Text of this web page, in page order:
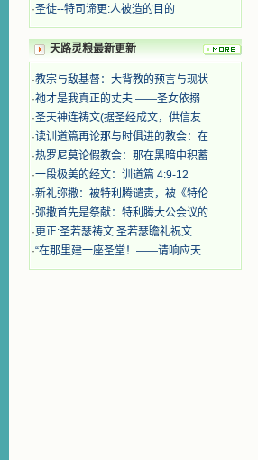
的斑斑泪痕弄得模糊不清的字句，那
些被主的爱火所燃烧而离开家乡来到
中国的传教士，我多么爱你们啊！我
心中流淌着多少感激的泪水。 他
们受苦却觉得喜乐，因为他们爱主，
他们感到能为主受一点苦是多么喜乐
的事。他们受苦时仍在唱着感谢的
歌，因他们无法不称颂主，因主使他
们的心灵洋溢了快乐；他们激发了我
内心神圣的热情，在我的心灵深处燃
烧起一股无法扑灭的火焰，他们那强
有力的言行激励我向前。 我一面
读，一面想过着他们这样圣善的生
活，也立志不在这虚幻的尘世中寻求
安慰。我一读就是几个钟头，累了就
望着书上的圣像沉思默想。啊，当我
想到我有一天还要见到他们，亲耳聆
·圣徒--特司谛更:人被造的目的
天路灵粮最新更新
·教宗与敌基督：大背教的预言与现状
·祂才是我真正的丈夫 ——圣女依搦
·圣天神连祷文(据圣经成文，供信友
·读训道篇再论那与时俱进的教会：在
·热罗尼莫论假教会：那在黑暗中积蓄
·一段极美的经文：训道篇 4:9-12
·新礼弥撒：被特利腾谴责，被《特伦
·弥撒首先是祭献：特利腾大公会议的
·更正:圣若瑟祷文 圣若瑟瞻礼祝文
·“在那里建一座圣堂！——请响应天